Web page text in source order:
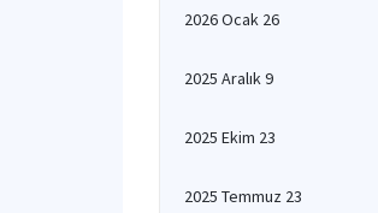
2026 Ocak 26
2025 Aralık 9
2025 Ekim 23
2025 Temmuz 23